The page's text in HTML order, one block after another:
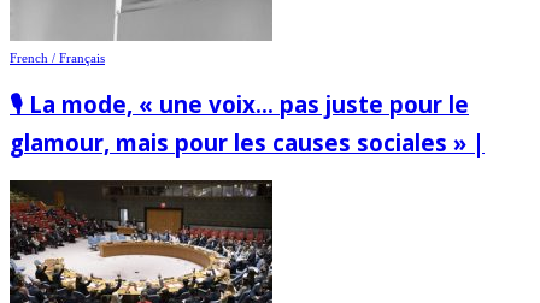
French / Français
🎙️ La mode, « une voix… pas juste pour le
glamour, mais pour les causes sociales » |